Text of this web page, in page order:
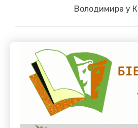
Володимира у